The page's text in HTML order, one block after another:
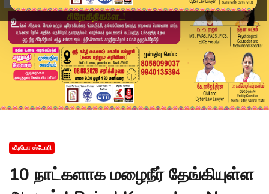
வீடியோ ஸ்டோரி
10 நாட்களாக மழைநீர் தேங்கியுள்ள